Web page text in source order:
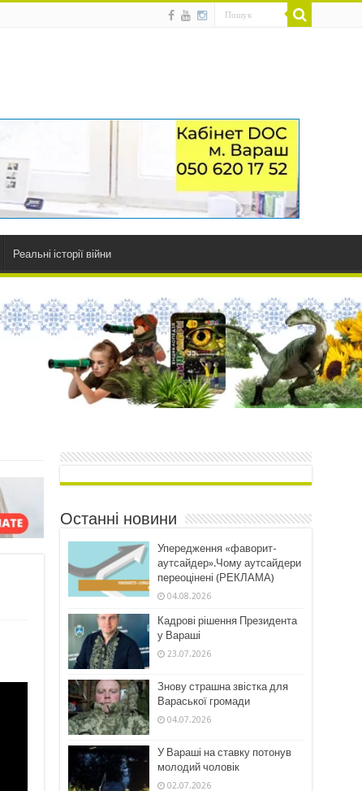
Реальні історії війни
Останні новини
Упередження «фаворит-
аутсайдер».Чому аутсайдери
переоцінені (РЕКЛАМА)
04.08.2026
Кадрові рішення Президента
у Вараші
23.07.2026
Знову страшна звістка для
Вараської громади
04.07.2026
У Вараші на ставку потонув
молодий чоловік
02.07.2026